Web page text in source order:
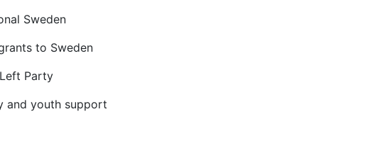
Sweden
to Sweden
Party
and youth support